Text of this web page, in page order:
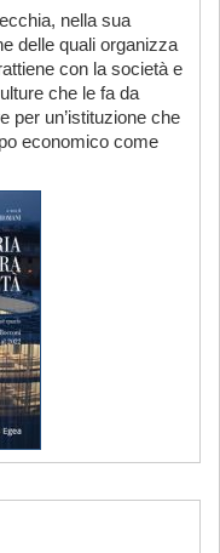
nella sua
delle quali organizza
con la società e
che le fa da
per un’istituzione che
economico come